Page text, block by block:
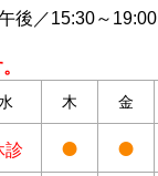
後／15:30～19:00
木 金
診 ● ●